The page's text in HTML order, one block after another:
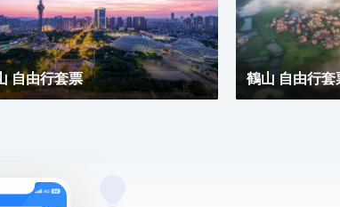
自由行套票 鶴山 自由行套